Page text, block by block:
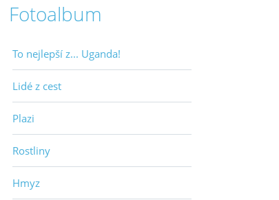
Fotoalbum
To nejlepší z... Uganda!
Lidé z cest
Plazi
Rostliny
Hmyz